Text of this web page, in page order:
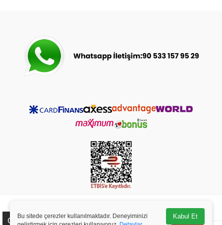
- Tüm Hakları Saklıdır.
Çerez Kullanımı
Bu sitede çerezler kullanılmaktadır. Deneyiminizi
Kabul Et